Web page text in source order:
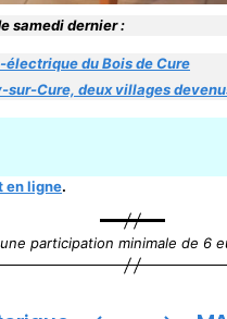
samedi dernier :
du Bois de Cure
sur-Cure, deux villages
en ligne.
participation minimale de 6